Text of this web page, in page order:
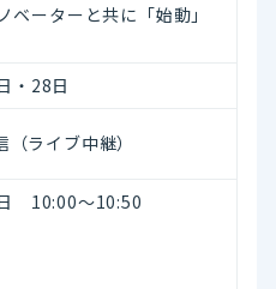
ベーターと共に「始動」
・28日
ライブ中継）
10:00～10:50